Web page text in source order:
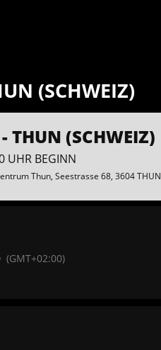
(SCHWEIZ)
THUN (SCHWEIZ)
UHR BEGINN
Thun, Seestrasse 68, 3604 THUN
(GMT+02:00)